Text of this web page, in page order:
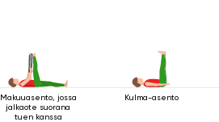
Makuuasento, jossa
jalkaote suorana
tuen kanssa
Kulma-asento